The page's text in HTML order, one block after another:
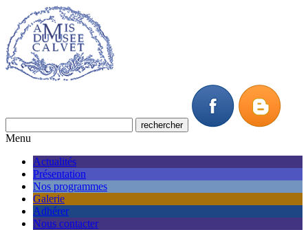
Menu
Actualités
Présentation
Nos programmes
Galerie
Adhérer
Nous contacter